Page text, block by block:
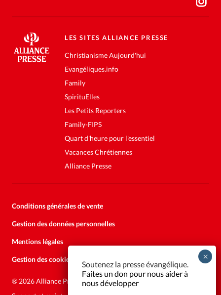
LES SITES ALLIANCE PRESSE
Christianisme Aujourd'hui
Evangéliques.info
Family
SpirituElles
Les Petits Reporters
Family-FIPS
Quart d'heure pour l'essentiel
Vacances Chrétiennes
Alliance Presse
Conditions générales de vente
Gestion des données personnelles
Mentions légales
Gestion des cookies
® 2026 Alliance Presse
Soutenez la presse évangélique.
Faites un don pour nous aider à
nous développer